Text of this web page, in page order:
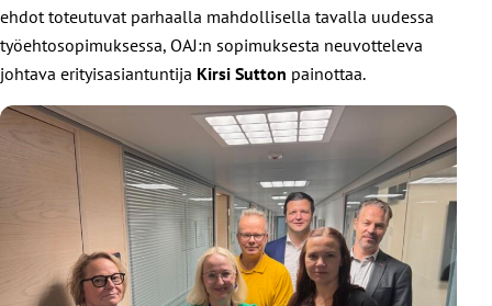
ehdot toteutuvat parhaalla mahdollisella tavalla uudessa
työehtosopimuksessa, OAJ:n sopimuksesta neuvotteleva
johtava erityisasiantuntija Kirsi Sutton painottaa.